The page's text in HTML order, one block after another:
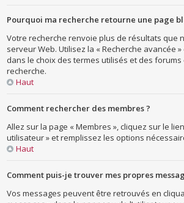
Pourquoi ma recherche retourne une page
Votre recherche renvoie plus de résultats que
serveur Web. Utilisez la « Recherche avancée
dans le choix des termes utilisés et des
recherche.
Haut
Comment rechercher des membres ?
Allez sur la page « Membres », cliquez sur le
utilisateur » et remplissez les options
Haut
Comment puis-je trouver mes propres
Vos messages peuvent être retrouvés en